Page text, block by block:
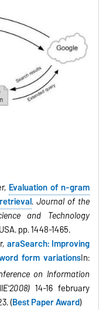
Evaluation of n-gram
. Journal of the
and Technology
pp. 1448-1465.
araSearch: Improving
form variationsIn:
on Information
14-16 february
(Best Paper Award)